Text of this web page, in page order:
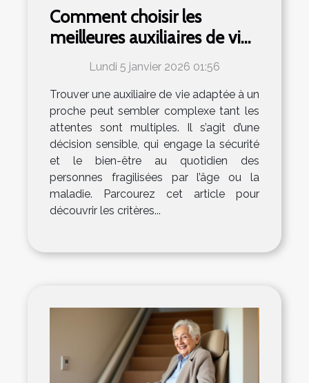
Comment choisir les
meilleures auxiliaires de vie
pour vos proches ?
Lundi 5 janvier 2026 01:56
Trouver une auxiliaire de vie adaptée à un
proche peut sembler complexe tant les
attentes sont multiples. Il s’agit d’une
décision sensible, qui engage la sécurité
et le bien-être au quotidien des
personnes fragilisées par l’âge ou la
maladie. Parcourez cet article pour
découvrir les critères...